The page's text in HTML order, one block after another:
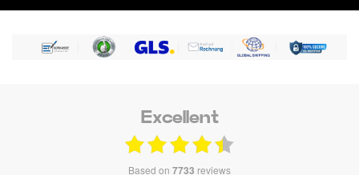
Excellent
based on 7733 reviews